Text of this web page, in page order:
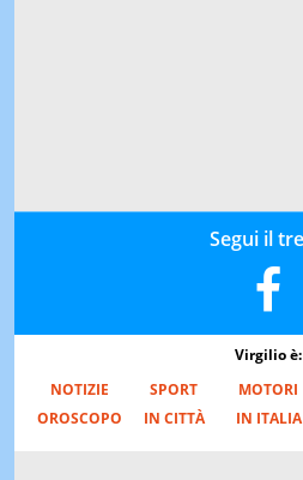
Segui il
Virgilio è:
NOTIZIE
SPORT MOTORI
OROSCOPO
IN CITTÀ IN ITALIA